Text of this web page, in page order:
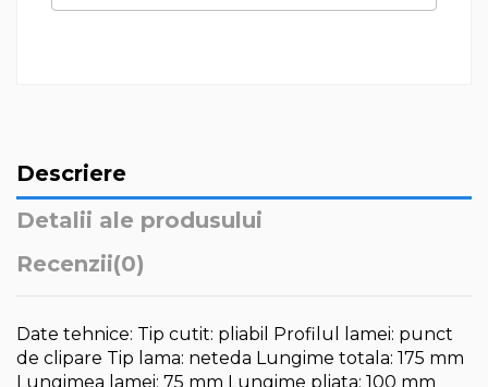
Descriere
Detalii ale produsului
Recenzii(0)
Date tehnice: Tip cutit: pliabil Profilul lamei: punct
de clipare Tip lama: neteda Lungime totala: 175 mm
Lungimea lamei: 75 mm Lungime pliata: 100 mm